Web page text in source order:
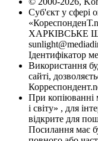
Суб'єкт у сфері
ХАРКІВСЬКЕ
Ідентифікатор
Використання
сайті,
При копіюванні
і світу» , для
відкрите для
Посилання має